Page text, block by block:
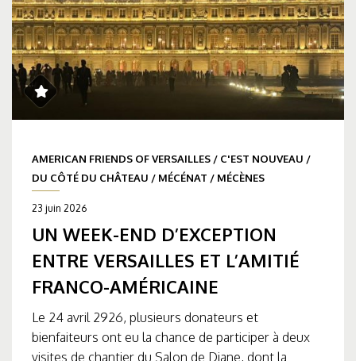
AMERICAN FRIENDS OF VERSAILLES / C'EST NOUVEAU /
DU CÔTÉ DU CHÂTEAU / MÉCÉNAT / MÉCÈNES
23 juin 2026
UN WEEK-END D’EXCEPTION
ENTRE VERSAILLES ET L’AMITIÉ
FRANCO-AMÉRICAINE
Le 24 avril 2926, plusieurs donateurs et
bienfaiteurs ont eu la chance de participer à deux
visites de chantier du Salon de Diane, dont la